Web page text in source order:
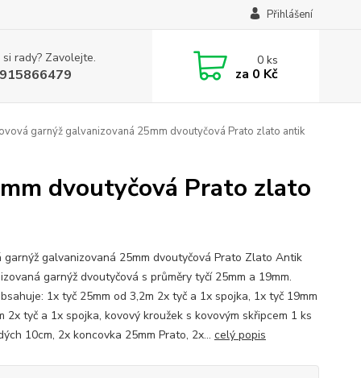
Přihlášení
rady? Zavolejte. 0ks
za 0 Kč
garnýž galvanizovaná 25mm dvoutyčová Prato zlato antik
dvoutyčová Prato zlato
garnýž galvanizovaná 25mm dvoutyčová Prato Zlato Antik
garnýž dvoutyčová s průměry tyčí 25mm a 19mm.
1x tyč 25mm od 3,2m 2x tyč a 1x spojka, 1x tyč 19mm
2x tyč a 1x spojka, kovový kroužek s kovovým skřipcem 1 ks
10cm, 2x koncovka 25mm Prato, 2x... celý popis